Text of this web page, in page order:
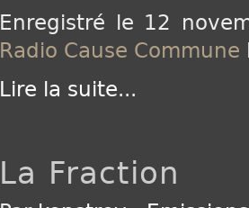
Enregistré le 12
Radio Cause Commune
Lire la suite...
La Fraction